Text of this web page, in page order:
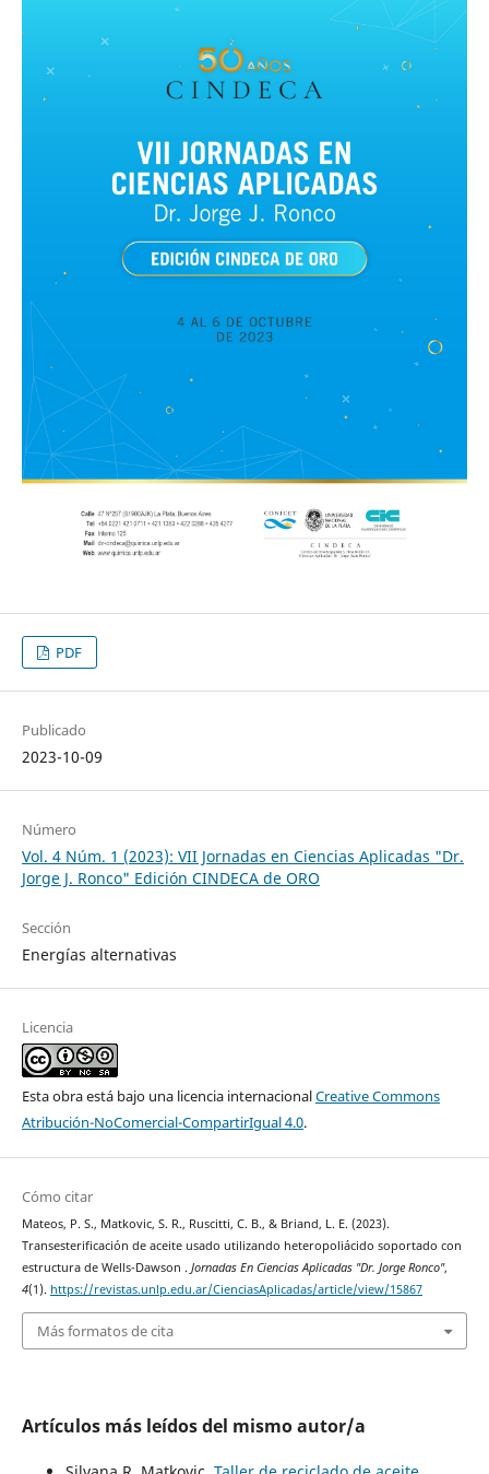
PDF
Publicado
2023-10-09
Número
Vol. 4 Núm. 1 (2023): VII Jornadas en Ciencias Aplicadas "Dr.
Jorge J. Ronco" Edición CINDECA de ORO
Sección
Energías alternativas
Licencia
Esta obra está bajo una licencia internacionalCreative Commons
Atribución-NoComercial-CompartirIgual 4.0.
Cómo citar
Mateos, P. S., Matkovic, S. R., Ruscitti, C. B., & Briand, L. E. (2023).
Transesterificación de aceite usado utilizando heteropoliácido soportado con
estructura de Wells-Dawson . Jornadas En Ciencias Aplicadas "Dr. Jorge Ronco",
4(1). https://revistas.unlp.edu.ar/CienciasAplicadas/article/view/15867
Más formatos de cita
Artículos más leídos del mismo autor/a